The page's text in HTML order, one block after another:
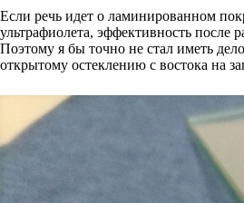
Если речь идет о ламинированном
ультрафиолета, эффективность после
Поэтому я бы точно не стал иметь
открытому остеклению с востока на